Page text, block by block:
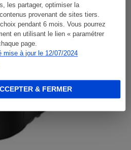
les partager, optimiser la
provenant de sites tiers.
pendant 6 mois. Vous pourrez
en utilisant le lien « paramétrer
page.
mise à jour le 12/07/2024
& FERMER